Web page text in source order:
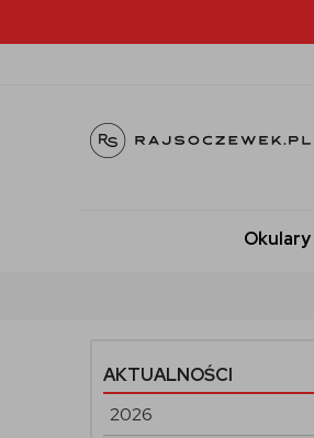
AKTUALNOŚCI
2026